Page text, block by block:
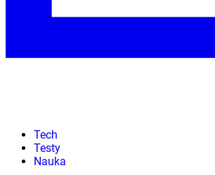
Tech
Testy
Nauka